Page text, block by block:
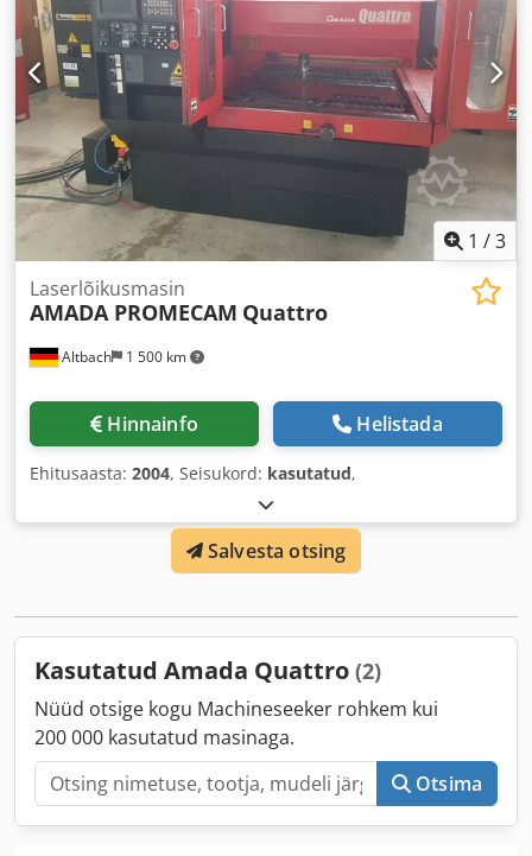
1 /3
Altbach 1 500 km
Laserlõikusmasin
AMADA PROMECAM Quattro
Hinnainfo Helistada
Ehitusaasta: 2004, Seisukord: kasutatud,
Salvesta otsing
Kasutatud Amada Quattro (2)
Nüüd otsige kogu Machineseeker rohkem kui
200 000 kasutatud masinaga.
Otsima